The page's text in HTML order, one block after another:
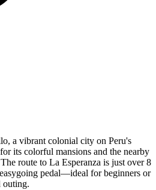
a vibrant colonial city on Peru's
its colorful mansions and the nearby
route to La Esperanza is just over 8
pedal—ideal for beginners or
outing.